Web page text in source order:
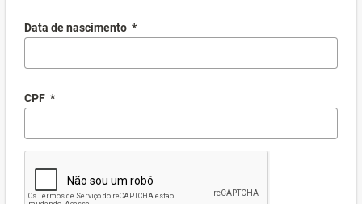
Data de nascimento *
CPF *